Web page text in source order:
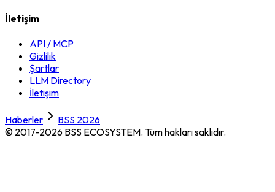
İletişim
API / MCP
Gizlilik
Şartlar
LLM Directory
İletişim
Haberler
BSS 2026
© 2017-2026 BSS ECOSYSTEM. Tüm hakları saklıdır.